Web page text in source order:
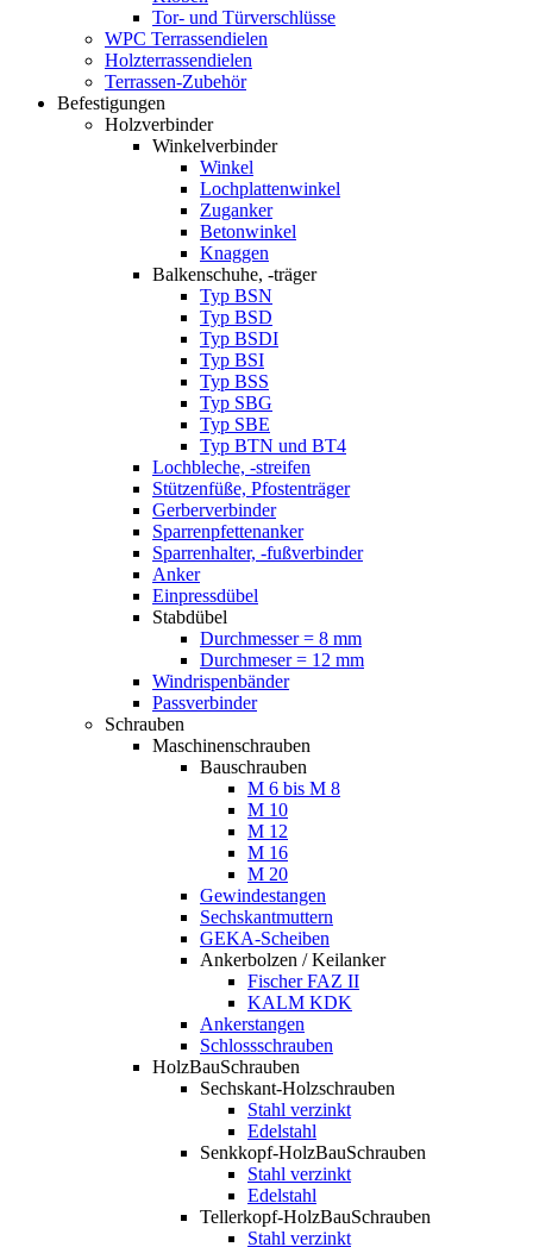
Tor- und Türverschlüsse
WPC Terrassendielen
Holzterrassendielen
Terrassen-Zubehör
Befestigungen
Holzverbinder
Winkelverbinder
Winkel
Lochplattenwinkel
Zuganker
Betonwinkel
Knaggen
Balkenschuhe, -träger
Typ BSN
Typ BSD
Typ BSDI
Typ BSI
Typ BSS
Typ SBG
Typ SBE
Typ BTN und BT4
Lochbleche, -streifen
Stützenfüße, Pfostenträger
Gerberverbinder
Sparrenpfettenanker
Sparrenhalter, -fußverbinder
Anker
Einpressdübel
Stabdübel
Durchmesser = 8 mm
Durchmeser = 12 mm
Windrispenbänder
Passverbinder
Schrauben
Maschinenschrauben
Bauschrauben
M 6 bis M 8
M 10
M 12
M 16
M 20
Gewindestangen
Sechskantmuttern
GEKA-Scheiben
Ankerbolzen / Keilanker
Fischer FAZ II
KALM KDK
Ankerstangen
Schlossschrauben
HolzBauSchrauben
Sechskant-Holzschrauben
Stahl verzinkt
Edelstahl
Senkkopf-HolzBauSchrauben
Stahl verzinkt
Edelstahl
Tellerkopf-HolzBauSchrauben
Stahl verzinkt